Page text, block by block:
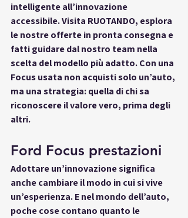
intelligente all’innovazione
accessibile. Visita RUOTANDO, esplora
le nostre offerte in pronta consegna e
fatti guidare dal nostro team nella
scelta del modello più adatto. Con una
Focus usata non acquisti solo un’auto,
ma una strategia: quella di chi sa
riconoscere il valore vero, prima degli
altri.
Ford Focus prestazioni
Adottare un’innovazione significa
anche cambiare il modo in cui si vive
un’esperienza. E nel mondo dell’auto,
poche cose contano quanto le